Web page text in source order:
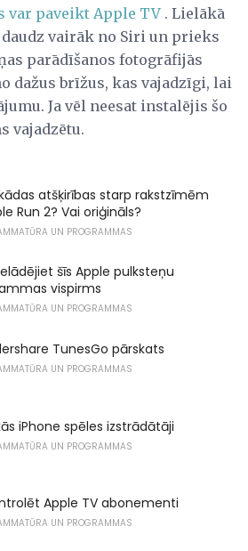
var paveikt Apple TV . Lielākā
vairāk no Siri un prieks
parādīšanos fotogrāfijās
dažus brīžus, kas vajadzīgi, lai
Ja vēl neesat instalējis šo
vajadzētu.
atšķirības starp rakstzīmēm
Run 2? Vai oriģināls?
UN PROGRAMMAS
šīs Apple pulksteņu
vispirms
UN PROGRAMMAS
TunesGo pārskats
UN PROGRAMMAS
iPhone spēles izstrādātāji
UN PROGRAMMAS
Apple TV abonementi
UN PROGRAMMAS